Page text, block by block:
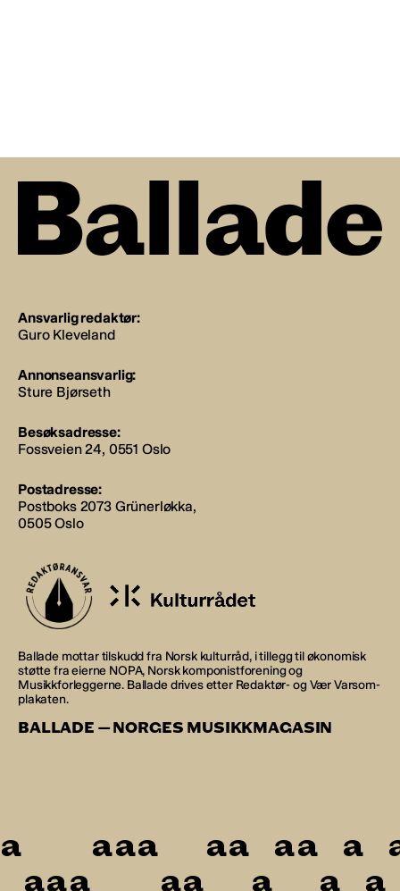
Ansvarlig redaktør:
Guro Kleveland
Annonseansvarlig:
Sture Bjørseth
Besøksadresse:
Fossveien 24, 0551 Oslo
Postadresse:
Postboks 2073 Grünerløkka,
0505 Oslo
Ballade mottar tilskudd fra Norsk kulturråd, i tillegg til økonomisk
støtte fra eierne NOPA, Norsk komponistforening og
Musikkforleggerne. Ballade drives etter Redaktør- og Vær Varsom-
plakaten.
BALLADE — NORGES MUSIKKMAGASIN
a
a
a